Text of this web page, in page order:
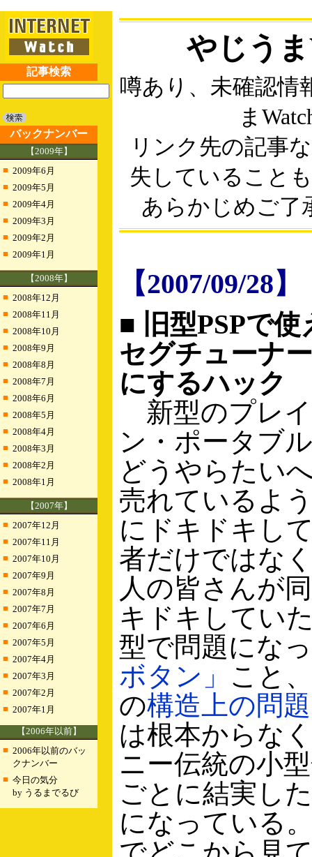
記事検索
バックナンバー
【2009年】
■ 2009年6月
■ 2009年5月
■ 2009年4月
■ 2009年3月
■ 2009年2月
■ 2009年1月
【2008年】
■ 2008年12月
■ 2008年11月
■ 2008年10月
■ 2008年9月
■ 2008年8月
■ 2008年7月
■ 2008年6月
■ 2008年5月
■ 2008年4月
■ 2008年3月
■ 2008年2月
■ 2008年1月
【2007年】
■ 2007年12月
■ 2007年11月
■ 2007年10月
■ 2007年9月
■ 2007年8月
■ 2007年7月
■ 2007年6月
■ 2007年5月
■ 2007年4月
■ 2007年3月
■ 2007年2月
■ 2007年1月
【2006年以前】
■ 2006年以前のバッ
クナンバー
■ 今日の気分
by うるまでるび
やじう
噂あり、未確認情
ま
リンク先の記事
失していること
あらかじめご了
【2007/09/28】
■ 旧型PSPで
セグチューナ
にするハック
新型のプレ
ン・ポータブ
どうやらたい
売れているよ
にドキドキし
者だけではな
人の皆さんが
キドキしてい
型で問題にな
ボタン」 こと
の構造上の問題
は根本からな
ニー伝統の小
ごとに結実し
になっている